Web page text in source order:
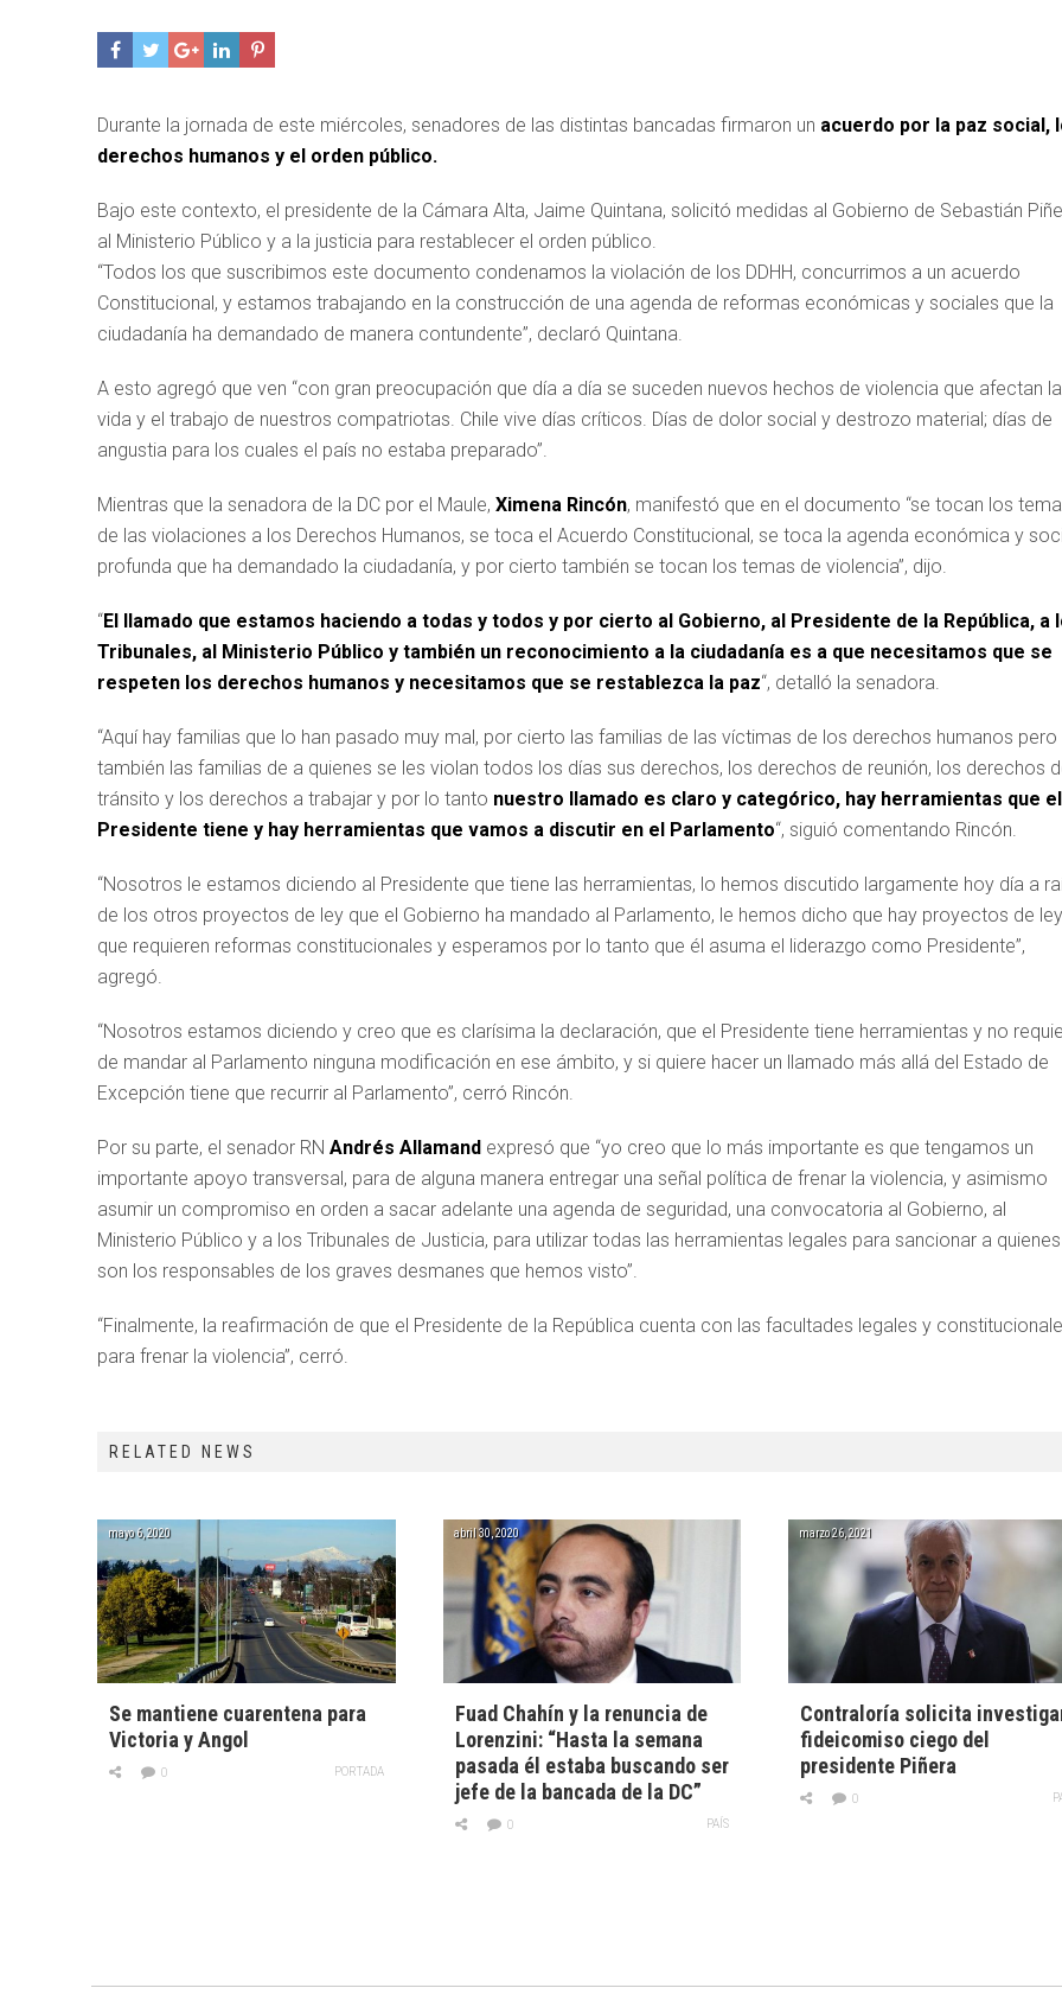
Durante la jornada de este miércoles, senadores de las distintas bancadas firmaron un acuerdo por la paz social,
derechos humanos y el orden público.
Bajo este contexto, el presidente de la Cámara Alta, Jaime Quintana, solicitó medidas al Gobierno de Sebastián
al Ministerio Público y a la justicia para restablecer el orden público.
“Todos los que suscribimos este documento condenamos la violación de los DDHH, concurrimos a un acuerdo
Constitucional, y estamos trabajando en la construcción de una agenda de reformas económicas y sociales que la
ciudadanía ha demandado de manera contundente”, declaró Quintana.
A esto agregó que ven “con gran preocupación que día a día se suceden nuevos hechos de violencia que afectan la
vida y el trabajo de nuestros compatriotas. Chile vive días críticos. Días de dolor social y destrozo material; días de
angustia para los cuales el país no estaba preparado”.
Mientras que la senadora de la DC por el Maule, Ximena Rincón, manifestó que en el documento “se tocan los
de las violaciones a los Derechos Humanos, se toca el Acuerdo Constitucional, se toca la agenda económica y
profunda que ha demandado la ciudadanía, y por cierto también se tocan los temas de violencia”, dijo.
“El llamado que estamos haciendo a todas y todos y por cierto al Gobierno, al Presidente de la República, a
Tribunales, al Ministerio Público y también un reconocimiento a la ciudadanía es a que necesitamos que se
respeten los derechos humanos y necesitamos que se restablezca la paz“, detalló la senadora.
“Aquí hay familias que lo han pasado muy mal, por cierto las familias de las víctimas de los derechos humanos pero
también las familias de a quienes se les violan todos los días sus derechos, los derechos de reunión, los derechos
tránsito y los derechos a trabajar y por lo tanto nuestro llamado es claro y categórico, hay herramientas que el
Presidente tiene y hay herramientas que vamos a discutir en el Parlamento“, siguió comentando Rincón.
“Nosotros le estamos diciendo al Presidente que tiene las herramientas, lo hemos discutido largamente hoy día a
de los otros proyectos de ley que el Gobierno ha mandado al Parlamento, le hemos dicho que hay proyectos de ley
que requieren reformas constitucionales y esperamos por lo tanto que él asuma el liderazgo como Presidente”,
agregó.
“Nosotros estamos diciendo y creo que es clarísima la declaración, que el Presidente tiene herramientas y no
de mandar al Parlamento ninguna modificación en ese ámbito, y si quiere hacer un llamado más allá del Estado de
Excepción tiene que recurrir al Parlamento”, cerró Rincón.
Por su parte, el senador RN Andrés Allamand expresó que “yo creo que lo más importante es que tengamos un
importante apoyo transversal, para de alguna manera entregar una señal política de frenar la violencia, y asimismo
asumir un compromiso en orden a sacar adelante una agenda de seguridad, una convocatoria al Gobierno, al
Ministerio Público y a los Tribunales de Justicia, para utilizar todas las herramientas legales para sancionar a quienes
son los responsables de los graves desmanes que hemos visto”.
“Finalmente, la reafirmación de que el Presidente de la República cuenta con las facultades legales y
para frenar la violencia”, cerró.
RELATED NEWS
mayo 6, 2020
Se mantiene cuarentena para
Victoria y Angol
PORTADA
0
abril 30, 2020
Fuad Chahín y la renuncia de
Lorenzini: “Hasta la semana
pasada él estaba buscando ser
jefe de la bancada de la DC”
PAÍS
0
marzo 26, 2021
Contraloría solicita
fideicomiso ciego del
presidente Piñera
0